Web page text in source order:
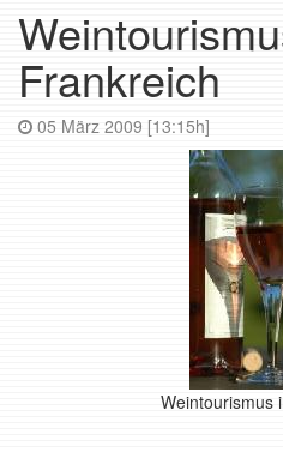
Frankreich
05 März 2009 [13:15h]
Weintourismus